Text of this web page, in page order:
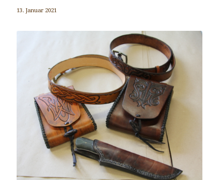
13. Januar 2021